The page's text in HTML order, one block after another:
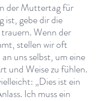
der Muttertag für
ist, gebe dir die
Wenn der
stellen wir oft
uns selbst, um eine
und Weise zu fühlen.
„Dies ist ein
Ich muss ein